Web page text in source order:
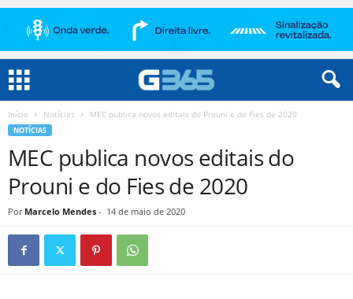
Início Notícias MEC publica novos editais do Prouni e do Fies de 2020
NOTÍCIAS
MEC publica novos editais do
Prouni e do Fies de 2020
Por Marcelo Mendes - 14 de maio de 2020